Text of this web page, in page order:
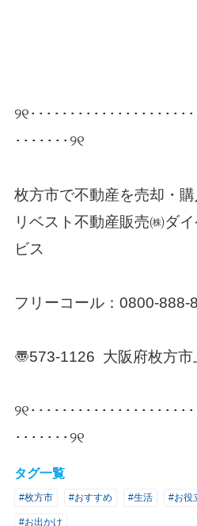
୨୧････････････････････
･･･････୨୧
枚方市で不動産を売却・購
リベスト不動産販売㈱ダ
ビス
フリーコール： 0800-888-
〠573-1126 大阪府枚方市
୨୧････････････････････
･･･････୨୧
タグ一覧
#枚方市 #おすすめ #生活 #お役
#お出かけ